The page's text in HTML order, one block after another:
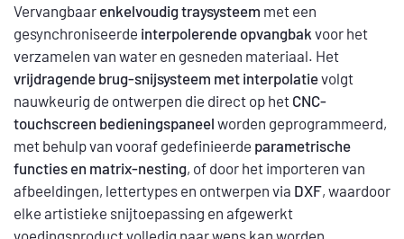
Vervangbaar enkelvoudig traysysteem met een
gesynchroniseerde interpolerende opvangbak voor het
verzamelen van water en gesneden materiaal. Het
vrijdragende brug-snijsysteem met interpolatievolgt
nauwkeurig de ontwerpen die direct op het CNC-
touchscreen bedieningspaneel worden geprogrammeerd,
met behulp van vooraf gedefinieerde parametrische
functies en matrix-nesting, of door het importeren van
afbeeldingen, lettertypes en ontwerpen via DXF, waardoor
elke artistieke snijtoepassing en afgewerkt
voedingsproduct volledig naar wens kan worden